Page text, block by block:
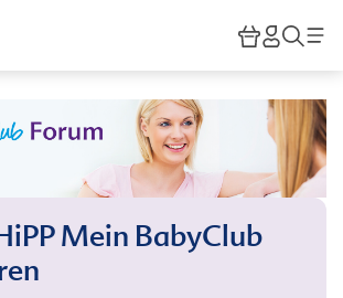
HiPP
Mein BabyClub